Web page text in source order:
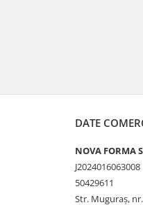
DATE
NOVA FORMA
J2024016063008
50429611
Str. Muguraș,